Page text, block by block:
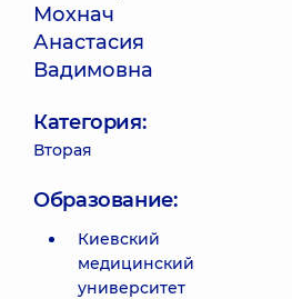
Мохнач
Анастасия
Вадимовна
Категория:
Вторая
Образование:
Киевский
медицинский
университет